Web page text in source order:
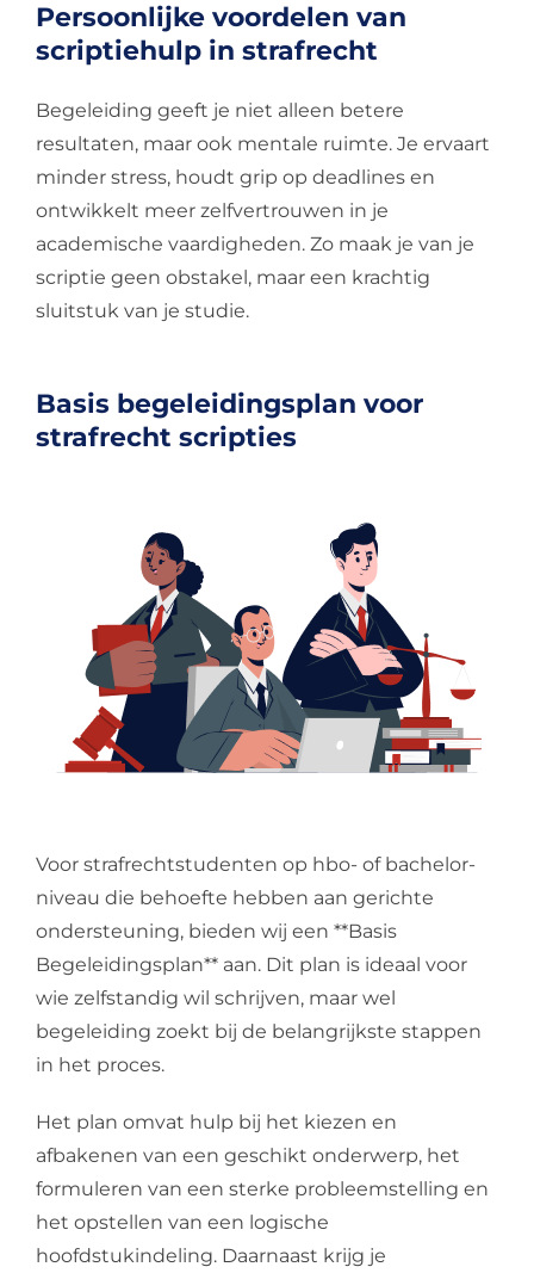
Persoonlijke voordelen van
scriptiehulp in strafrecht
Begeleiding geeft je niet alleen betere
resultaten, maar ook mentale ruimte. Je ervaart
minder stress, houdt grip op deadlines en
ontwikkelt meer zelfvertrouwen in je
academische vaardigheden. Zo maak je van je
scriptie geen obstakel, maar een krachtig
sluitstuk van je studie.
Basis begeleidingsplan voor
strafrecht scripties
Voor strafrechtstudenten op hbo- of bachelor-
niveau die behoefte hebben aan gerichte
ondersteuning, bieden wij een **Basis
Begeleidingsplan** aan. Dit plan is ideaal voor
wie zelfstandig wil schrijven, maar wel
begeleiding zoekt bij de belangrijkste stappen
in het proces.
Het plan omvat hulp bij het kiezen en
afbakenen van een geschikt onderwerp, het
formuleren van een sterke probleemstelling en
het opstellen van een logische
hoofdstukindeling. Daarnaast krijg je